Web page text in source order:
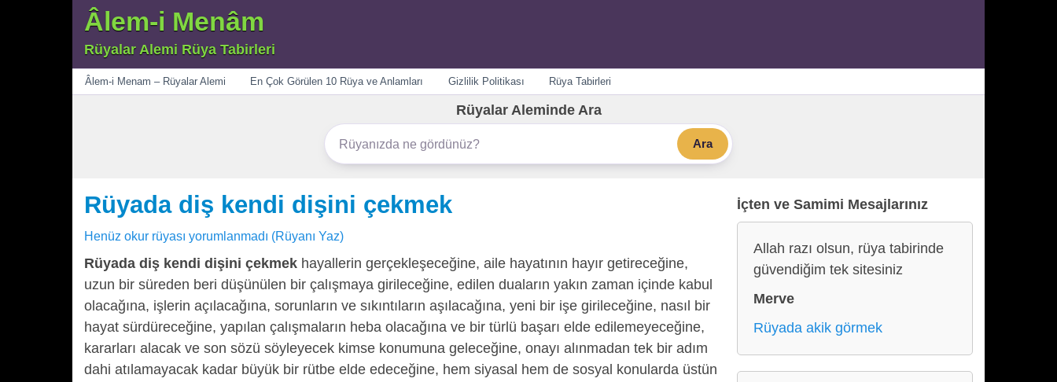
Âlem-i Menâm
Rüyalar Alemi Rüya Tabirleri
Menü
Âlem-i Menam – Rüyalar Alemi En Çok Görülen 10 Rüya ve Anlamları Gizlilik Politikası Rüya Tabirleri
Rüyalar Aleminde Ara
Ara
Rüyada diş kendi dişini çekmek
Henüz okur rüyası yorumlanmadı (Rüyanı Yaz)
Rüyada diş kendi dişini çekmek hayallerin gerçekleşeceğine, aile hayatının hayır getireceğine,
uzun bir süreden beri düşünülen bir çalışmaya girileceğine, edilen duaların yakın zaman içinde kabul
olacağına, işlerin açılacağına, sorunların ve sıkıntıların aşılacağına, yeni bir işe girileceğine, nasıl bir
hayat sürdüreceğine, yapılan çalışmaların heba olacağına ve bir türlü başarı elde edilemeyeceğine,
kararları alacak ve son sözü söyleyecek kimse konumuna geleceğine, onayı alınmadan tek bir adım
dahi atılamayacak kadar büyük bir rütbe elde edeceğine, hem siyasal hem de sosyal konularda üstün
İçten ve Samimi Mesajlarınız
Allah razı olsun, rüya tabirinde
güvendiğim tek sitesiniz
Merve
Rüyada akik görmek